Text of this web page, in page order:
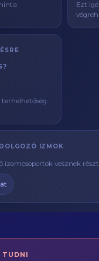
Ezt
terhelhetőség
IZMOK
izomcsoportok vesznek
TUDNI